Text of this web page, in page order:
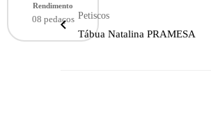
Rendimento
08 pedaços Petiscos
Tábua Natalina PRAMESA